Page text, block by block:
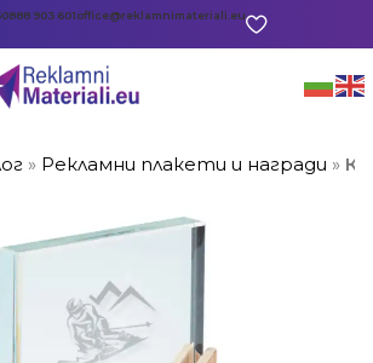
0888 903 601office@reklamnimateriali.eu
» Рекламни плакети и награди »